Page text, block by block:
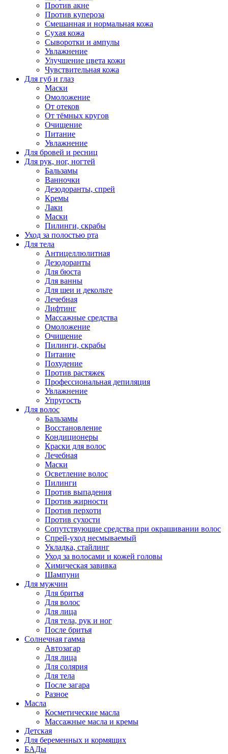
Против акне
Против купероза
Смешанная и нормальная кожа
Сухая кожа
Сыворотки и ампулы
Увлажнение
Улучшение цвета кожи
Чувствительная кожа
Для губ и глаз
Маски
Омоложение
От отеков
От тёмных кругов
Очищение
Питание
Увлажнение
Для бровей и ресниц
Для рук, ног, ногтей
Бальзамы
Ванночки
Дезодоранты, спрей
Кремы
Лаки
Маски
Пилинги, скрабы
Уход за полостью рта
Для тела
Антицеллюлитная
Дезодоранты
Для бюста
Для ванны
Для шеи и декольте
Лечебная
Лифтинг
Массажные средства
Омоложение
Очищение
Пилинги, скрабы
Питание
Похудение
Против растяжек
Профессиональная депиляция
Увлажнение
Упругость
Для волос
Бальзамы
Восстановление
Кондиционеры
Краски для волос
Лечебная
Маски
Осветление волос
Пилинги
Против выпадения
Против жирности
Против перхоти
Против сухости
Сопутствующие средства при окрашивании волос
Спрей-уход несмываемый
Укладка, стайлинг
Уход за волосами и кожей головы
Химическая завивка
Шампуни
Для мужчин
Для бритья
Для волос
Для лица
Для тела, рук и ног
После бритья
Солнечная гамма
Автозагар
Для лица
Для солярия
Для тела
После загара
Разное
Масла
Косметические масла
Массажные масла и кремы
Детская
Для беременных и кормящих
БАДы